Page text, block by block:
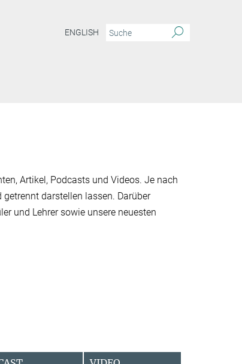
ENGLISH
Artikel, Podcasts und Videos. Je nach
darstellen lassen. Darüber
und Lehrer sowie unsere neuesten